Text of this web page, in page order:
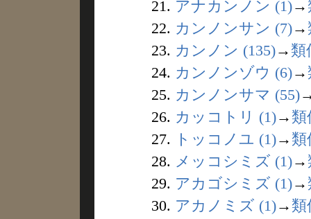
21. アナカンノン (1)→
22. カンノンサン (7)→
23. カンノン (135)→ 類
24. カンノンゾウ (6)→
25. カンノンサマ (55)
26. カッコトリ (1)→ 類
27.
トッコノユ (1)→ 類
28. メッコシミズ (1)→
29. アカゴシミズ (1)→
30. アカノミズ (1)→ 類